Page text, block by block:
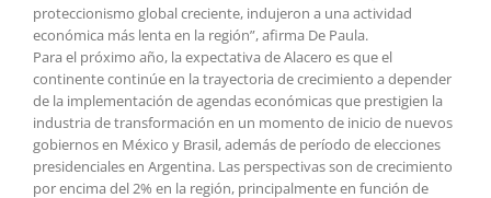
proteccionismo global creciente, indujeron a una actividad
económica más lenta en la región”, afirma De Paula.
Para el próximo año, la expectativa de Alacero es que el
continente continúe en la trayectoria de crecimiento a depender
de la implementación de agendas económicas que prestigien la
industria de transformación en un momento de inicio de nuevos
gobiernos en México y Brasil, además de período de elecciones
presidenciales en Argentina. Las perspectivas son de crecimiento
por encima del 2% en la región, principalmente en función de